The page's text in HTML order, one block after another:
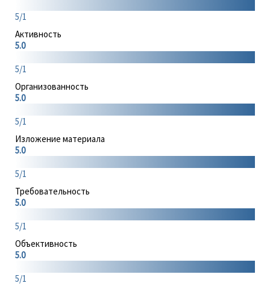
5/1
Активность
5.0
5/1
Организованность
5.0
5/1
Изложение материала
5.0
5/1
Требовательность
5.0
5/1
Объективность
5.0
5/1